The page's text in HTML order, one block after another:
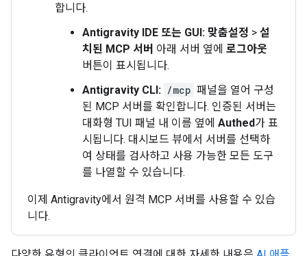
합니다.
Antigravity IDE 또는 GUI: 맞춤설정 > 설
치된 MCP 서버 아래 서버 옆에 로그아웃
버튼이 표시됩니다.
Antigravity CLI: /mcp 패널을 열어 구성
된 MCP 서버를 확인합니다. 인증된 서버는
대화형 TUI 패널 내 이름 옆에 Authed가 표
시됩니다. 대시보드 뷰에서 서버를 선택하
여 상태를 검사하고 사용 가능한 모든 도구
를 나열할 수 있습니다.
이제 Antigravity에서 원격 MCP 서버를 사용할 수 있습
니다.